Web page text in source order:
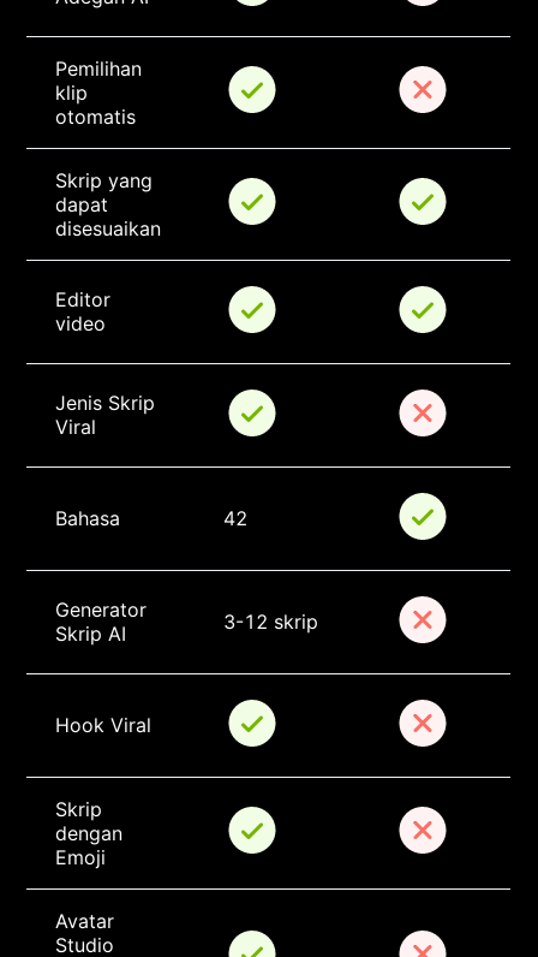
Pemilihan
klip
otomatis
Skrip yang
dapat
disesuaikan
Editor
video
Jenis Skrip
Viral
Bahasa 42
Generator
Skrip AI
3-12 skrip
Hook Viral
Skrip
dengan
Emoji
Avatar
Studio